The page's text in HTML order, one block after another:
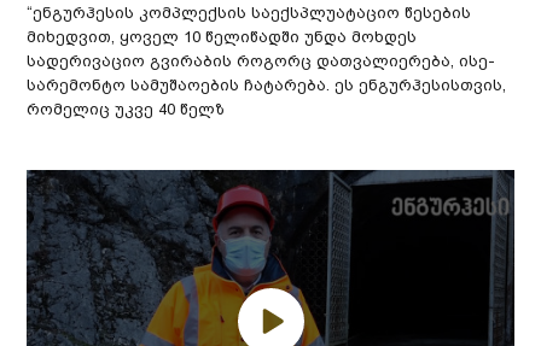
“ენგურჰესის კომპლექსის საექსპლუატაციო წესების
მიხედვით, ყოველ 10 წელიწადში უნდა მოხდეს
სადერივაციო გვირაბის როგორც დათვალიერება, ისე-
სარემონტო სამუშაოების ჩატარება. ეს ენგურჰესისთვის,
რომელიც უკვე 40 წელზ